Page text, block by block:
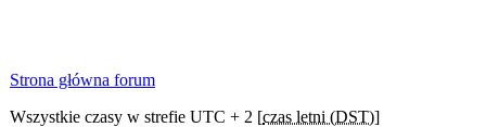
Strona główna forum
Wszystkie czasy w strefie UTC + 2 [czas letni (DST)]